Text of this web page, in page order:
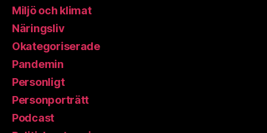
Miljö och klimat
Näringsliv
Okategoriserade
Pandemin
Personligt
Personporträtt
Podcast